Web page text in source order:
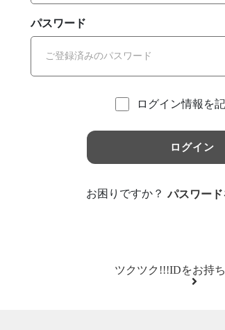
パスワード
ログイン情報を
ログイン
お困りですか？ パスワー
ツクツク!!!IDをお持